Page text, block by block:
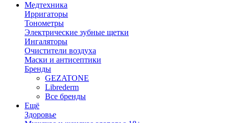
Медтехника
Ирригаторы
Тонометры
Электрические зубные щетки
Ингаляторы
Очистители воздуха
Маски и антисептики
Бренды
GEZATONE
Librederm
Все бренды
Ещё
Здоровье